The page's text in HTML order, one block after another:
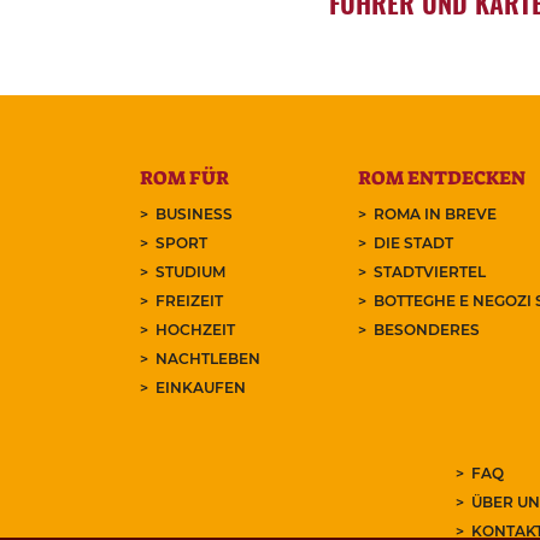
ROM FÜR
BUSINESS
SPORT
STUDIUM
FREIZEIT
HOCHZEIT
NACHTLEBEN
EINKAUFEN
ROM ENTDECKEN
ROMA IN BREVE
DIE STADT
STADTVIERTEL
BOTTEGHE E NEGOZI
BESONDERES
FAQ
ÜBER